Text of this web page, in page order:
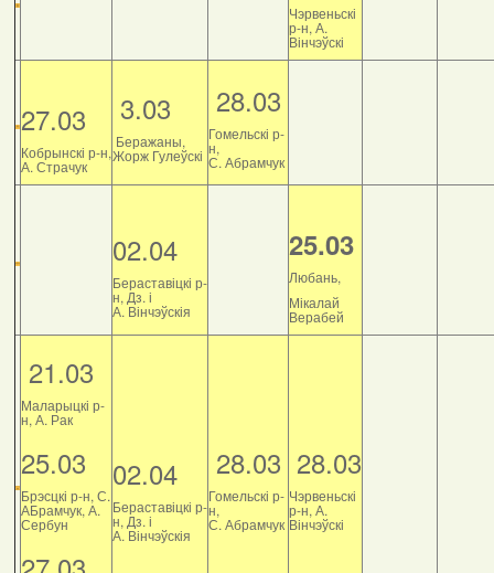
Чэрвеньскі
р-н, А.
Вінчэўскі
27.03
Кобрынскі р-н,
А. Страчук
3.03
Беражаны,
Жорж Гулеўскі
28.03
Гомельскі р-
н,
С. Абрамчук
02.04
Бераставіцкі р-
н, Дз. і
А. Вінчэўскія
25.03
Любань,
Мікалай
Верабей
21.03
Маларыцкі р-
н, А. Рак
25.03
Брэсцкі р-н, С.
АБрамчук, А.
Сербун
02.04
Бераставіцкі р-
н, Дз. і
А. Вінчэўскія
28.03
Гомельскі р-
н,
С. Абрамчук
28.03
Чэрвеньскі
р-н, А.
Вінчэўскі